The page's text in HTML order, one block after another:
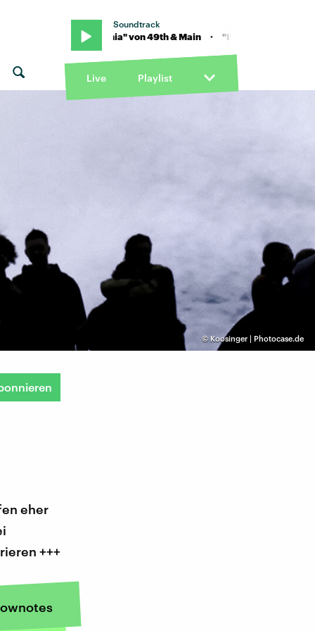
Soundtrack
· "Insomnia" von 49th & Main · "Insomnia" von 49th & Main
Live Playlist
© Koosinger | Photocase.de
eher
+++